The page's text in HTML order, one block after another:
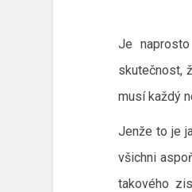
Je
skutečnost,
musí každý
Jenže to je
všichni
takového